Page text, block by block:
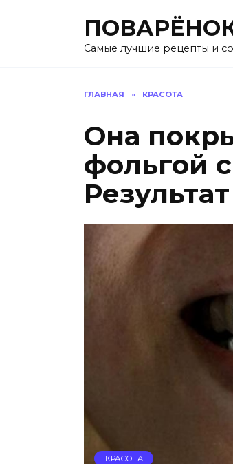
Самые лучшие рецепты и
ГЛАВНАЯ » КРАСОТА
Она
фольгой
КРАСОТА